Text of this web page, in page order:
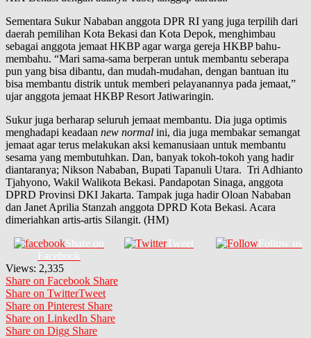
Sementara Sukur Nababan anggota DPR RI yang juga terpilih dari
daerah pemilihan Kota Bekasi dan Kota Depok, menghimbau
sebagai anggota jemaat HKBP agar warga gereja HKBP bahu-
membahu. “Mari sama-sama berperan untuk membantu seberapa
pun yang bisa dibantu, dan mudah-mudahan, dengan bantuan itu
bisa membantu distrik untuk memberi pelayanannya pada jemaat,”
ujar anggota jemaat HKBP Resort Jatiwaringin.
Sukur juga berharap seluruh jemaat membantu. Dia juga optimis
menghadapi keadaan new normal ini, dia juga membakar semangat
jemaat agar terus melakukan aksi kemanusiaan untuk membantu
sesama yang membutuhkan. Dan, banyak tokoh-tokoh yang hadir
diantaranya; Nikson Nababan, Bupati Tapanuli Utara. Tri Adhianto
Tjahyono, Wakil Walikota Bekasi. Pandapotan Sinaga, anggota
DPRD Provinsi DKI Jakarta. Tampak juga hadir Oloan Nababan
dan Janet Aprilia Stanzah anggota DPRD Kota Bekasi. Acara
dimeriahkan artis-artis Silangit. (HM)
Share on
Facebook
Tweet Follow us
Views: 2,335
Share on Facebook Share
Share on TwitterTweet
Share on Pinterest Share
Share on LinkedIn Share
Share on Digg Share